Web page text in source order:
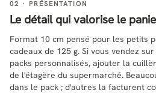
02 · PRÉSENTATION
Le détail qui valorise le
Format 10 cm pensé pour les petits
cadeaux de 125 g. Si vous vendez
packs personnalisés, ajouter la
de l'étagère du supermarché.
dans le pack ; d'autres la facturent